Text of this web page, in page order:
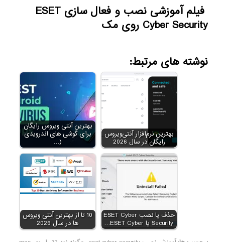
فیلم آموزشی نصب و فعال سازی ESET
Cyber ​​Security روی مک
نوشته های مرتبط:
بهترین آنتی ویروس رایگان
برای گوشی های اندرویدی
(…
بهترین نرم‌افزار آنتی‌ویروس
رایگان در سال 2026
10 تا از بهترین آنتی ویروس
ها در سال 2026
حذف یا نصب ESET Cyber
​​Security یا ESET Cyber…